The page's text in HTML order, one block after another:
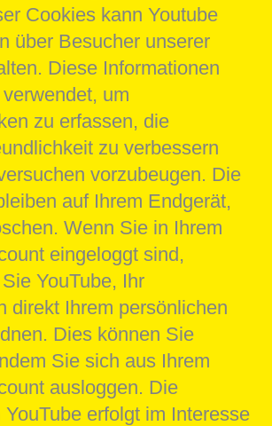
Cookies kann Youtube
über Besucher unserer
Diese Informationen
um
zu erfassen, die
zu verbessern
vorzubeugen. Die
auf Ihrem Endgerät,
Wenn Sie in Ihrem
eingeloggt sind,
YouTube, Ihr
direkt Ihrem persönlichen
Dies können Sie
Sie sich aus Ihrem
ausloggen. Die
erfolgt im Interesse